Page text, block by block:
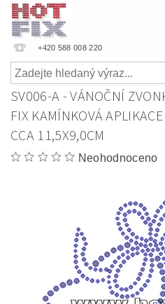
+420 588 008 220
SV006-A - VÁNOČNÍ
FIX KAMÍNKOVÁ
CCA 11,5X9,0CM
Neohodnoceno